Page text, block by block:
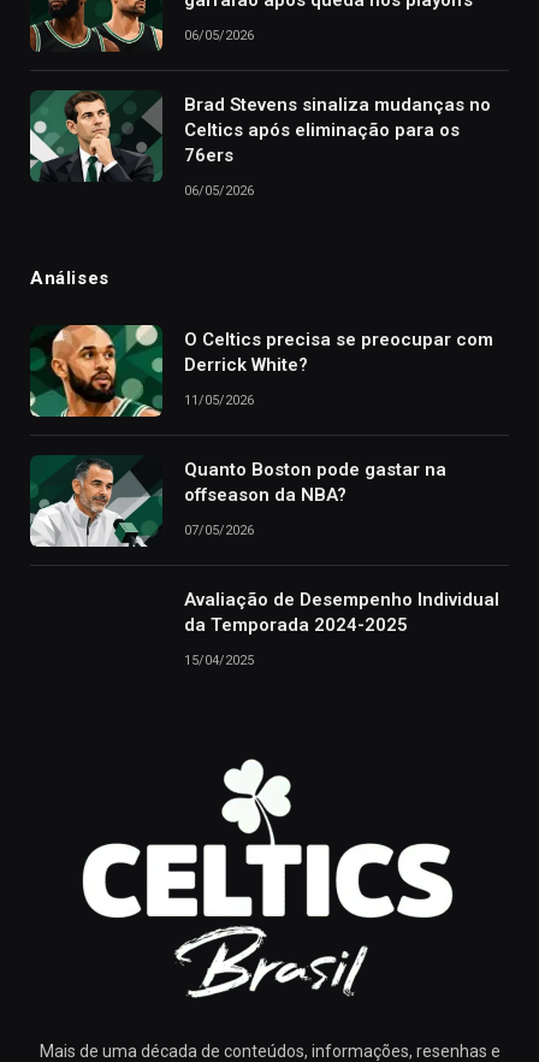
06/05/2026
Brad Stevens sinaliza mudanças no
Celtics após eliminação para os
76ers
06/05/2026
Análises
O Celtics precisa se preocupar com
Derrick White?
11/05/2026
Quanto Boston pode gastar na
offseason da NBA?
07/05/2026
Avaliação de Desempenho Individual
da Temporada 2024-2025
15/04/2025
Mais de uma década de conteúdos, informações, resenhas e